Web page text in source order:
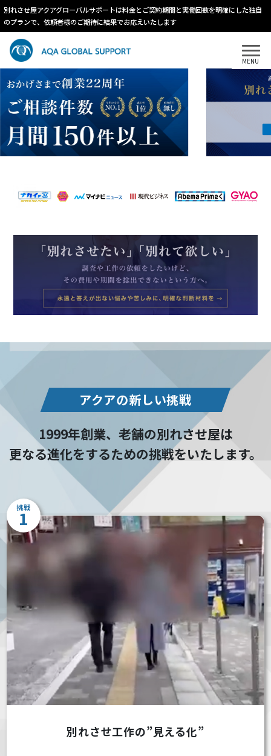
別れさせ屋アクアグローバルサポートは料金とご契約期間と実働回数を明確にした独自
のプランで、依頼者様のご期待に結果でお応えいたします
MENU
アクアの新しい挑戦
1999年創業、老舗の別れさせ屋は
更なる進化をするための挑戦をいたします。
挑戦
1
別れさせ工作の”見える化”